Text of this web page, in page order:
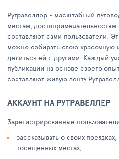
Рутравеллер - масштабный
местам,
составляют сами пользователи.
можно собирать свою красочную
делиться ей с другими. Каждый
публикации на основе своего
составляют живую ленту
АККАУНТ НА РУТРАВЕЛЛЕР
Зарегистрированные
рассказывать о своих
посещенных местах,